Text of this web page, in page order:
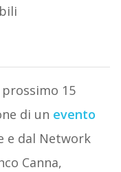
15
di un evento
e dal Network
Canna,